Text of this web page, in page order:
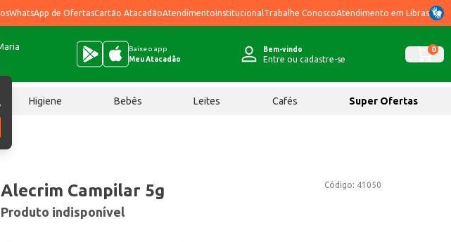
WhatsApp de OfertasCartão AtacadãoAtendimentoInstitucional Trabalhe ConoscoAtendimento em Libras
Baixe o app
Meu Atacadão
Bem-vindo
Entre ou cadastre-se
0
Higiene Bebês Leites Cafés Super Ofertas
Código: 41050
Alecrim Campilar 5g
Produto indisponível